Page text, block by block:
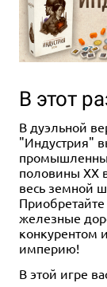
В этот
В дуэльной
"Индустрия"
половины XX
весь земной
железные
конкурентом
империю!
В этой игре